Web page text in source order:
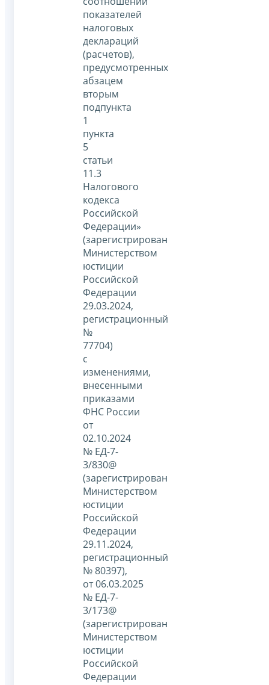
показателей
налоговых
деклараций
(расчетов),
предусмотренных
абзацем
вторым
подпункта
1
пункта
5
статьи
11.3
Налогового
кодекса
Российской
Федерации»
(зарегистрирован
Министерством
юстиции
Российской
Федерации
29.03.2024,
регистрационный
№
77704)
с
изменениями,
внесенными
приказами
ФНС России
от
02.10.2024
№ ЕД-7-
3/830@
(зарегистрирован
Министерством
юстиции
Российской
Федерации
29.11.2024,
регистрационный
№ 80397),
от 06.03.2025
№ ЕД-7-
3/173@
(зарегистрирован
Министерством
юстиции
Российской
Федерации